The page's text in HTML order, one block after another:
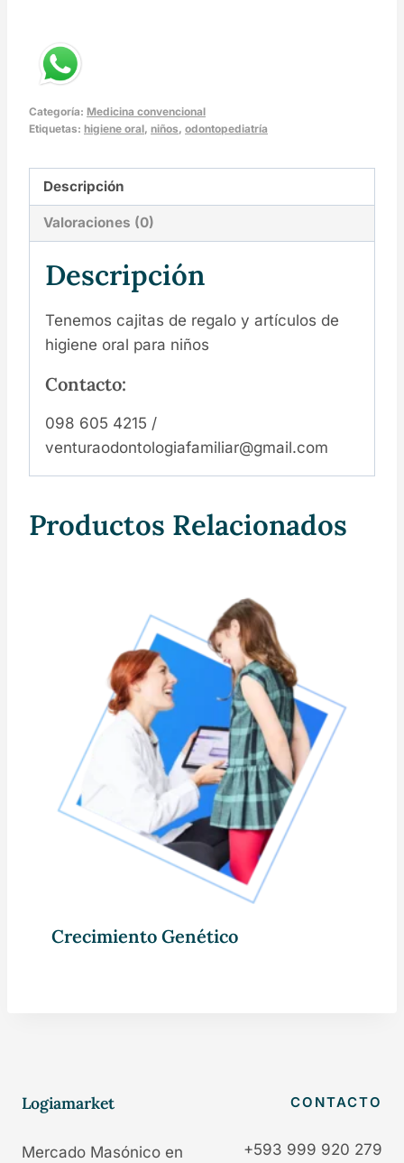
Categoría: Medicina convencional
Etiquetas: higiene oral, niños, odontopediatría
Descripción
Valoraciones (0)
Descripción
Tenemos cajitas de regalo y artículos de
higiene oral para niños
Contacto:
098 605 4215 /
venturaodontologiafamiliar@gmail.com
Productos Relacionados
Crecimiento Genético
Logiamarket
Mercado Masónico en
CONTACTO
+593 999 920 279